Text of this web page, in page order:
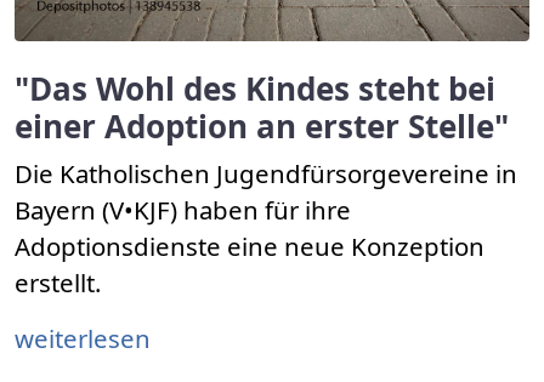
"Das Wohl des Kindes steht bei
einer Adoption an erster Stelle"
Die Katholischen Jugendfürsorgevereine in
Bayern (V•KJF) haben für ihre
Adoptionsdienste eine neue Konzeption
erstellt.
weiterlesen